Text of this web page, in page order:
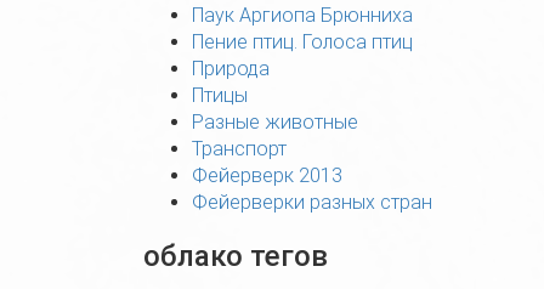
Паук Аргиопа Брюнниха
Пение птиц. Голоса птиц
Природа
Птицы
Разные животные
Транспорт
Фейерверк 2013
Фейерверки разных стран
облако тегов